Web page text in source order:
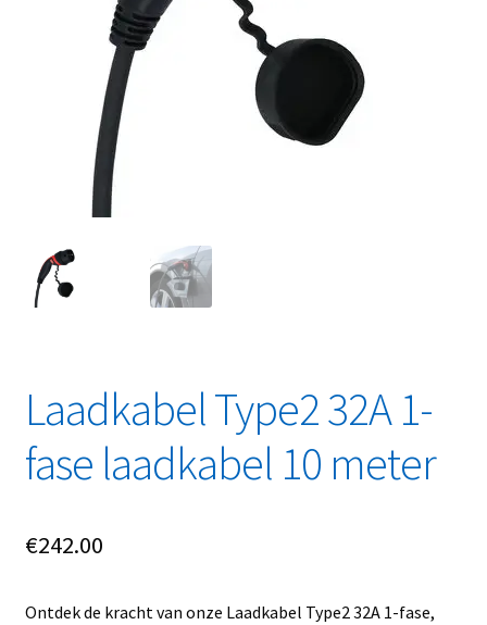
Klantenservice
Linkpartners
My account
Overzicht
Privacybeleid
Videos
Winkelwagen
Laadkabel Type2 32A 1-
fase laadkabel 10 meter
€242.00
Ontdek de kracht van onze Laadkabel Type2 32A 1-fase,